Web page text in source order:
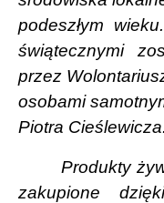
podeszłym
świątecznymi
przez
osobami
Piotra Cieślewicza.
Produkty
zakupione